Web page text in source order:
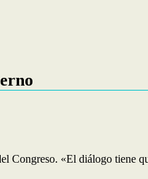
Congreso. «El diálogo tiene